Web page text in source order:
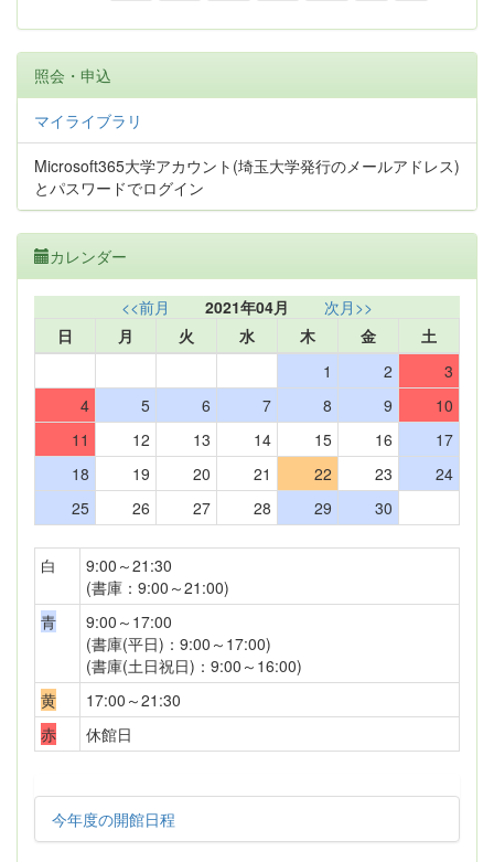
照会・申込
マイライブラリ
Microsoft365大学アカウント(埼玉大学発行のメールアドレス)
とパスワードでログイン
カレンダー
<<前月 2021年04月
次月>>
日
月 火 水 木 金
土
1
2
3
4
5 6 7 8 9
10
11
12 13 14 15 16
17
18
19 20 21 22 23
24
25
26 27 28 29 30
白
9:00～21:30
(書庫：9:00～21:00)
青
9:00～17:00
(書庫(平日)：9:00～17:00)
(書庫(土日祝日)：9:00～16:00)
黄
17:00～21:30
赤
休館日
今年度の開館日程